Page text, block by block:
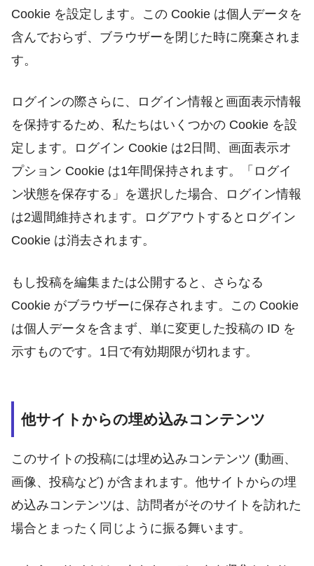
Cookie を設定します。この Cookie は個人データを
含んでおらず、ブラウザーを閉じた時に廃棄されま
す。
ログインの際さらに、ログイン情報と画面表示情報
を保持するため、私たちはいくつかの Cookie を設
定します。ログイン Cookie は2日間、画面表示オ
プション Cookie は1年間保持されます。「ログイ
ン状態を保存する」を選択した場合、ログイン情報
は2週間維持されます。ログアウトするとログイン
Cookie は消去されます。
もし投稿を編集または公開すると、さらなる
Cookie がブラウザーに保存されます。この Cookie
は個人データを含まず、単に変更した投稿の ID を
示すものです。1日で有効期限が切れます。
他サイトからの埋め込みコンテンツ
このサイトの投稿には埋め込みコンテンツ (動画、
画像、投稿など) が含まれます。他サイトからの埋
め込みコンテンツは、訪問者がそのサイトを訪れた
場合とまったく同じように振る舞います。